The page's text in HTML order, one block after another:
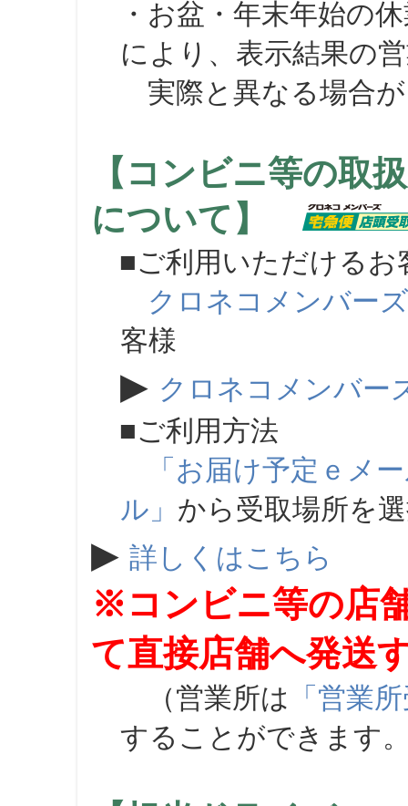
・お盆・年末年始の
により、表示結果の
実際と異なる場合が
【コンビニ等の取
について】
■ご利用いただけるお
クロネコメンバーズ
客様
▶ クロネコメンバー
■ご利用方法
「お届け予定ｅメ
ル」 から受取場所を
▶ 詳しくはこちら
※コンビニ等の店
て直接店舗へ発送
（営業所は 「営業
することができます